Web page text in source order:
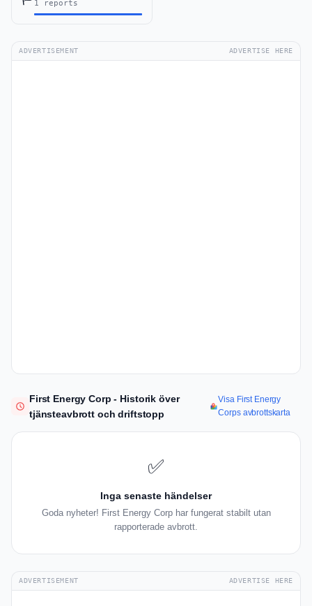
1 reports
ADVERTISEMENT ADVERTISE HERE
First Energy Corp - Historik över
tjänsteavbrott och driftstopp
Visa First Energy
Corps avbrottskarta
✅
Inga senaste händelser
Goda nyheter! First Energy Corp har fungerat stabilt utan
rapporterade avbrott.
ADVERTISEMENT ADVERTISE HERE